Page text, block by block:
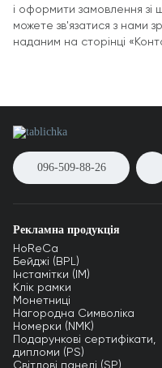
і оформити замовлення
можете зв'язатися з нами
наданим на сторінці
096-509-88-26
Рекламна продукція
HoReCa
Бейджі (BPL)
Інстамітки (IM)
Клік рамки
Монетниці
Нагородна Символіка
Номерки (NMK)
Подарункові сертифікати,
дипломи (PS)
Світлові панелі (SP)